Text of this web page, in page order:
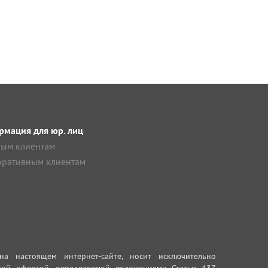
для юр. лиц
клиентам
клиентам
интернет-сайте, носит исключительно